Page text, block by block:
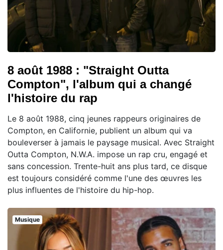
8 août 1988 : "Straight Outta
Compton", l'album qui a changé
l'histoire du rap
Le 8 août 1988, cinq jeunes rappeurs originaires de
Compton, en Californie, publient un album qui va
bouleverser à jamais le paysage musical. Avec Straight
Outta Compton, N.W.A. impose un rap cru, engagé et
sans concession. Trente-huit ans plus tard, ce disque
est toujours considéré comme l'une des œuvres les
plus influentes de l'histoire du hip-hop.
Musique